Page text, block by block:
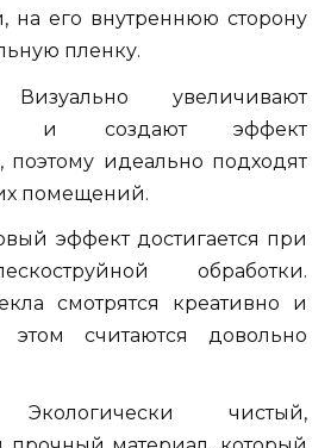
на его внутреннюю сторону
пленку.
увеличивают
и создают эффект
поэтому идеально подходят
помещений.
эффект достигается при
обработки.
смотрятся креативно и
считаются довольно
Экологически чистый,